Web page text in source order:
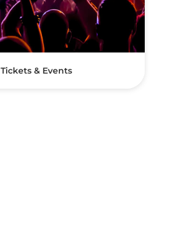
Tickets & Events